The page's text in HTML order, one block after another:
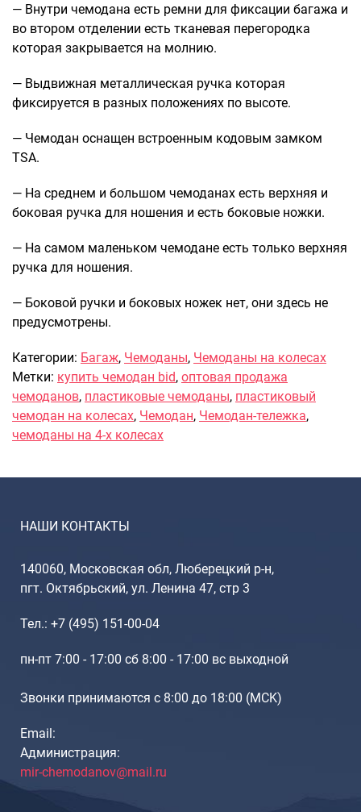
— Внутри чемодана есть ремни для фиксации багажа и
во втором отделении есть тканевая перегородка
которая закрывается на молнию.
— Выдвижная металлическая ручка которая
фиксируется в разных положениях по высоте.
— Чемодан оснащен встроенным кодовым замком
TSA.
— На среднем и большом чемоданах есть верхняя и
боковая ручка для ношения и есть боковые ножки.
— На самом маленьком чемодане есть только верхняя
ручка для ношения.
— Боковой ручки и боковых ножек нет, они здесь не
предусмотрены.
Категории: Багаж, Чемоданы, Чемоданы на колесах
Метки: купить чемодан bid, оптовая продажа
чемоданов, пластиковые чемоданы, пластиковый
чемодан на колесах, Чемодан, Чемодан-тележка,
чемоданы на 4-х колесах
НАШИ КОНТАКТЫ
140060, Московская обл, Люберецкий р-н,
пгт. Октябрьский, ул. Ленина 47, стр 3
Тел.: +7 (495) 151-00-04
пн-пт 7:00 - 17:00 сб 8:00 - 17:00 вс выходной
Звонки принимаются с 8:00 до 18:00 (МCK)
Email:
Администрация:
mir-chemodanov@mail.ru